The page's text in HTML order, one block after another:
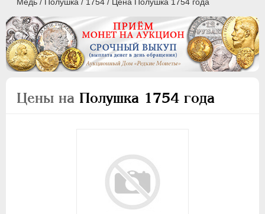
Цены на Полушка 1754 года
ПEТР I 1699 - 1725
ПЕТР II 1727-1729